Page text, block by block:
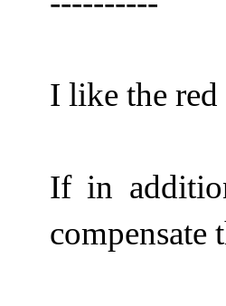
I like the
If in